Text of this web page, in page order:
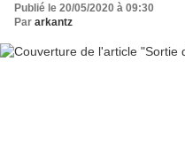
Publié le 20/05/2020 à 09:30
Par arkantz